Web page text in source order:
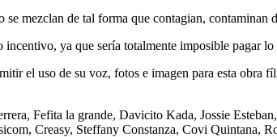
mezclan de tal forma que contagian, contaminan
ya que sería totalmente imposible pagar lo
el uso de su voz, fotos e imagen para esta obra
Fefita la grande, Davicito Kada, Jossie
Creasy, Steffany Constanza, Covi Quintana,